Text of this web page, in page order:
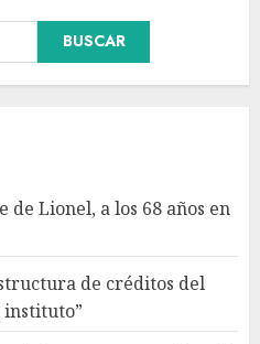
BUSCAR
de Lionel, a los 68 años en
de créditos del
instituto”
respalda soberanía
sobre el Sáhara
a ‘El Pony’ con fusil
y arsenal en